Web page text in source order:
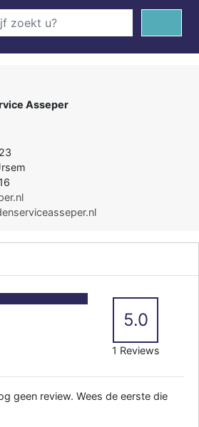
Asseper
5.0
1 Reviews
geen review. Wees de eerste die